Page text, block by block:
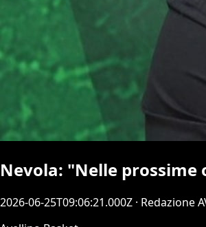
Nevola: "Nelle
2026-06-25T09:06:21.000Z · Redazione